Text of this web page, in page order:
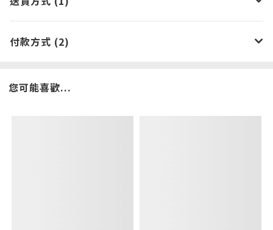
付款方式 (2)
您可能喜歡...